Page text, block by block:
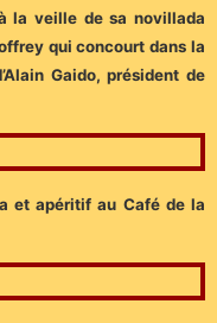
la veille de sa novillada
qui concourt dans la
Gaido, président de
et apéritif au Café de la